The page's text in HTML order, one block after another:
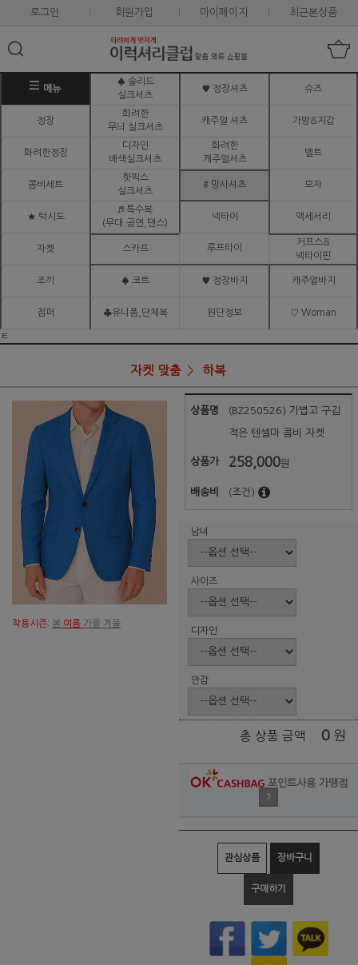
로그인 회원가입 마이페이지 최근본상품
메뉴
♠ 솔리드
실크셔츠
♥ 정장셔츠 슈즈
정장
화려한
무늬 실크셔츠
캐주얼 셔츠 가방&지갑
화려한정장
디자인
배색실크셔츠
화려한
캐주얼셔츠
벨트
콤비세트
핫픽스
실크셔츠
# 망사셔츠 모자
★ 턱시도
♬ 특수복
(무대.공연,댄스)
넥타이 액세서리
자켓 스카프 루프타이
커프스&
넥타이핀
조끼 ♠ 코트 ♥ 정장바지 캐주얼바지
점퍼 ♣유니폼,단체복 원단정보 ♡ Woman
ㅌ
자켓 맞춤 하복
착용시즌: 봄 여름 가을 겨울
상품명 (BZ250526) 가볍고 구김
적은 텐셀마 콤비 자켓
상품가 258,000원
배송비 (조건)
남녀
사이즈
디자인
안감
총 상품 금액 0 원
포인트사용 가맹점
?
관심상품 장바구니
구매하기